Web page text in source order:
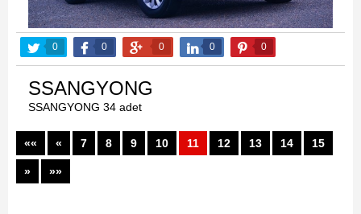
0 0 0 0 0
SSANGYONG
SSANGYONG 34 adet
«« « 7 8 9 10 11 12 13 14 15
» »»